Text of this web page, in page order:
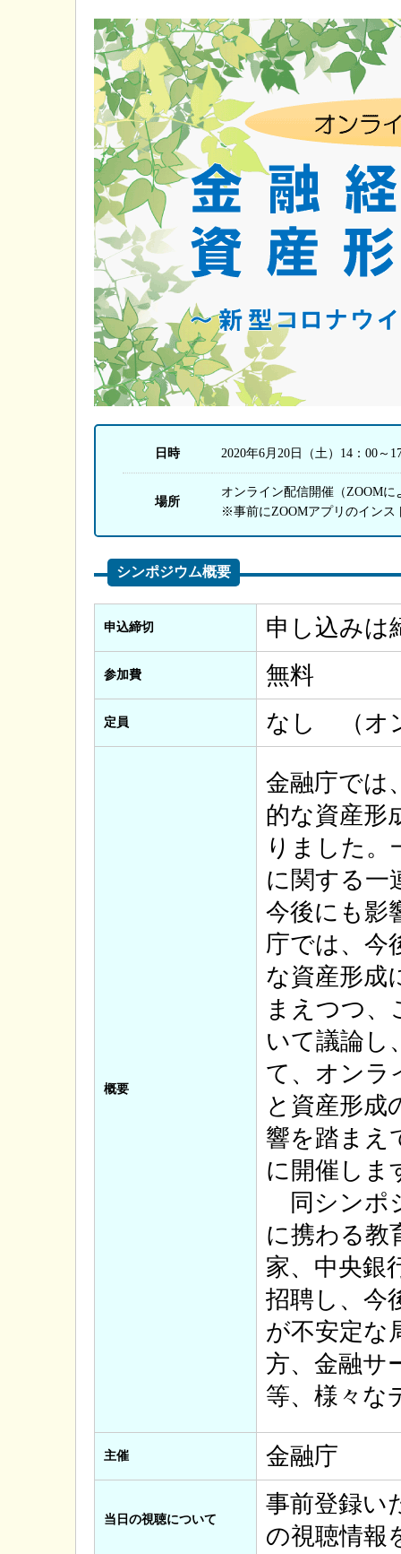
日時 2020年6月20日（土）14：00～
場所
オンライン配信開催（ZOOMに
※事前にZOOMアプリのインス
シンポジウム概要
申込締切 申し込みは
参加費 無料
定員 なし （オ
概要
金融庁では
的な資産形
りました。
に関する一
今後にも影
庁では、今
な資産形成
まえつつ、
いて議論し
て、オンラ
と資産形成
響を踏まえ
に開催しま
同シンポ
に携わる教
家、中央銀
招聘し、今
が不安定な
方、金融サ
等、様々な
主催 金融庁
当日の視聴について
事前登録い
の視聴情報